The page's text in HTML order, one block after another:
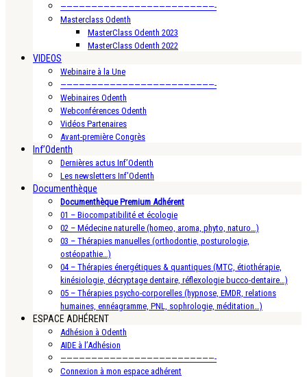
—————————————————————————-
Masterclass Odenth
MasterClass Odenth 2023
MasterClass Odenth 2022
VIDEOS
Webinaire à la Une
—————————————————————————-
Webinaires Odenth
Webconférences Odenth
Vidéos Partenaires
Avant-première Congrès
Inf’Odenth
Dernières actus Inf’Odenth
Les newsletters Inf’Odenth
Documenthèque
Documenthèque Premium Adhérent
01 – Biocompatibilité et écologie
02 – Médecine naturelle (homeo, aroma, phyto, naturo…)
03 – Thérapies manuelles (orthodontie, posturologie,
ostéopathie…)
04 – Thérapies énergétiques & quantiques (MTC, étiothérapie,
kinésiologie, décryptage dentaire, réflexologie bucco-dentaire…)
05 – Thérapies psycho-corporelles (hypnose, EMDR, relations
humaines, ennéagramme, PNL, sophrologie, méditation…)
ESPACE ADHÉRENT
Adhésion à Odenth
AIDE à l’Adhésion
—————————————————————————-
Connexion à mon espace adhérent